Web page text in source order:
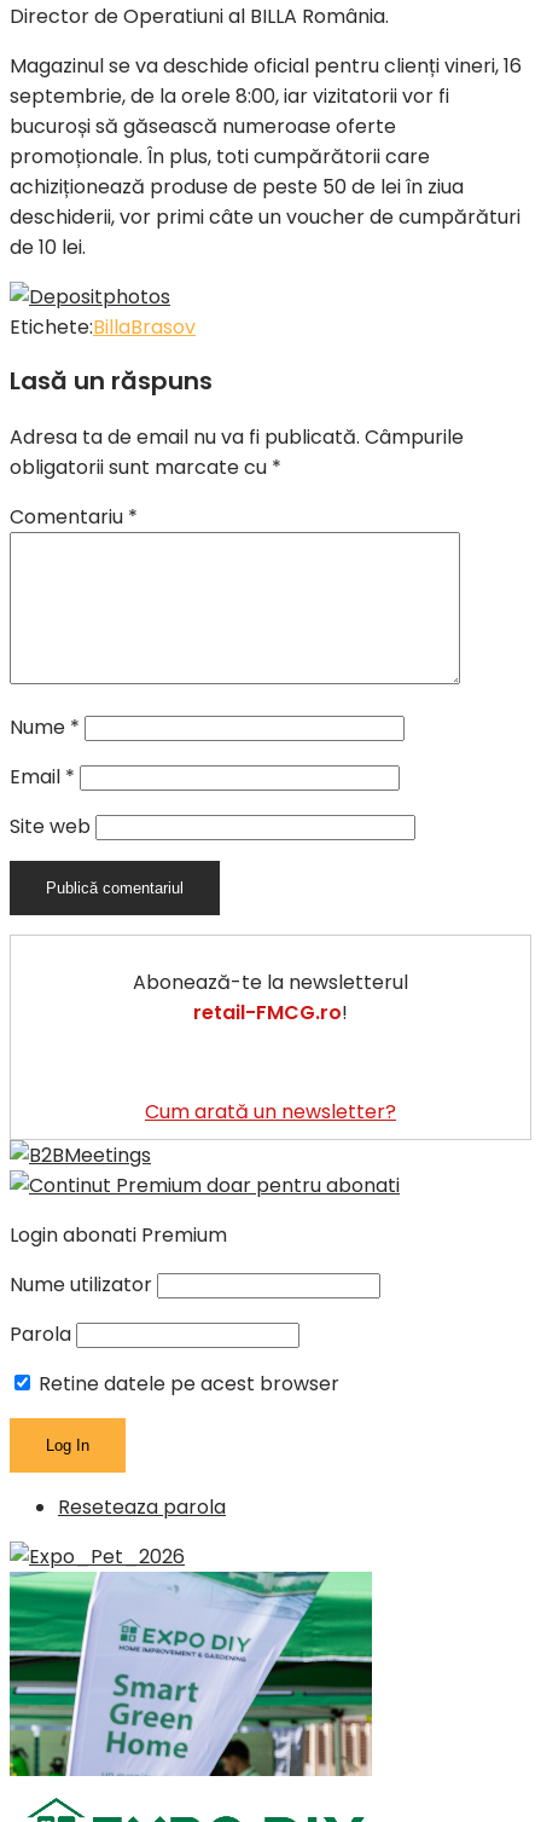
Director de Operatiuni al BILLA România.
Magazinul se va deschide oficial pentru clienți vineri, 16
septembrie, de la orele 8:00, iar vizitatorii vor fi
bucuroși să găsească numeroase oferte
promoționale. În plus, toti cumpărătorii care
achiziționează produse de peste 50 de lei în ziua
deschiderii, vor primi câte un voucher de cumpărături
de 10 lei.
Etichete:BillaBrasov
Lasă un răspuns
Adresa ta de email nu va fi publicată. Câmpurile
obligatorii sunt marcate cu *
Comentariu *
Nume *
Email *
Site web
Abonează-te la newsletterul
retail-FMCG.ro!
Cum arată un newsletter?
Login abonati Premium
Nume utilizator
Parola
Retine datele pe acest browser
Reseteaza parola